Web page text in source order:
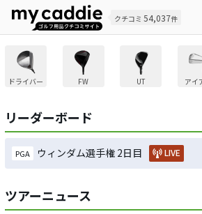
クチコミ 54,037件
ドライバー FW UT アイ
リーダーボード
PGA ウィンダム選手権 2日目 LIVE
ツアーニュース